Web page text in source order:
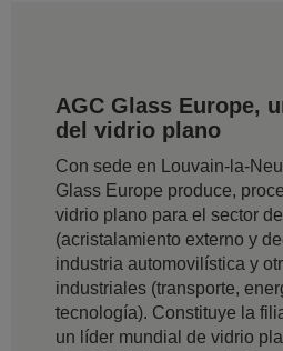
AGC Glass Europe,
del vidrio plano
Con sede en Louvain-la-
Glass Europe produce,
vidrio plano para el sector
(acristalamiento externo y
industria automovilística y
industriales (transporte,
tecnología). Constituye la
un líder mundial de vidrio